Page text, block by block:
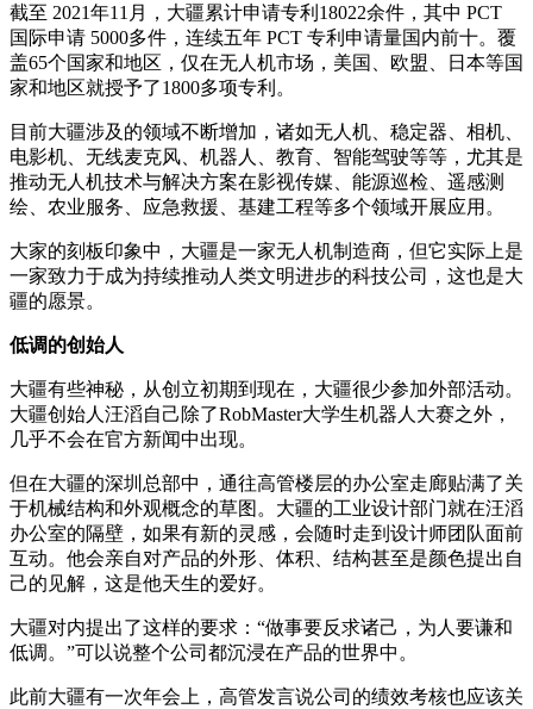
截至 2021年11月，大疆累计申请专利18022余件，其中 PCT
国际申请 5000多件，连续五年 PCT 专利申请量国内前十。覆
盖65个国家和地区，仅在无人机市场，美国、欧盟、日本等国
家和地区就授予了1800多项专利。
目前大疆涉及的领域不断增加，诸如无人机、稳定器、相机、
电影机、无线麦克风、机器人、教育、智能驾驶等等，尤其是
推动无人机技术与解决方案在影视传媒、能源巡检、遥感测
绘、农业服务、应急救援、基建工程等多个领域开展应用。
大家的刻板印象中，大疆是一家无人机制造商，但它实际上是
一家致力于成为持续推动人类文明进步的科技公司，这也是大
疆的愿景。
低调的创始人
大疆有些神秘，从创立初期到现在，大疆很少参加外部活动。
大疆创始人汪滔自己除了RobMaster大学生机器人大赛之外，
几乎不会在官方新闻中出现。
但在大疆的深圳总部中，通往高管楼层的办公室走廊贴满了关
于机械结构和外观概念的草图。大疆的工业设计部门就在汪滔
办公室的隔壁，如果有新的灵感，会随时走到设计师团队面前
互动。他会亲自对产品的外形、体积、结构甚至是颜色提出自
己的见解，这是他天生的爱好。
大疆对内提出了这样的要求：“做事要反求诸己，为人要谦和
低调。”可以说整个公司都沉浸在产品的世界中。
此前大疆有一次年会上，高管发言说公司的绩效考核也应该关